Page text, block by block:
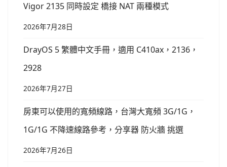
Vigor 2135 同時設定 橋接 NAT 兩種模式
2026年7月28日
DrayOS 5 繁體中文手冊，適用 C410ax，2136，
2928
2026年7月27日
房東可以使用的寬頻線路，台灣大寬頻 3G/1G，
1G/1G 不降速線路參考，分享器 防火牆 挑選
2026年7月26日